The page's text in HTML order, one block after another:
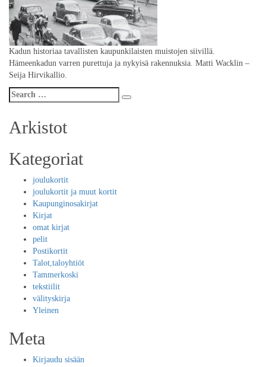
Kadun historiaa tavallisten kaupunkilaisten muistojen siivillä.
Hämeenkadun varren purettuja ja nykyisä rakennuksia. Matti Wacklin –
Seija Hirvikallio.
Search
for:
Arkistot
Kategoriat
joulukortit
joulukortit ja muut kortit
Kaupunginosakirjat
Kirjat
omat kirjat
pelit
Postikortit
Talot,taloyhtiöt
Tammerkoski
tekstiilit
välityskirja
Yleinen
Meta
Kirjaudu sisään